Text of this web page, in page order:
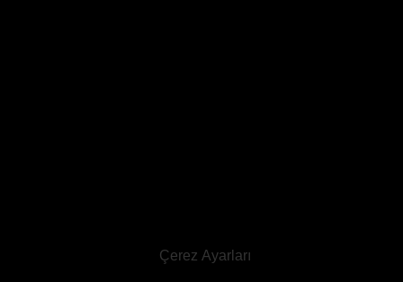
Çerez Ayarları